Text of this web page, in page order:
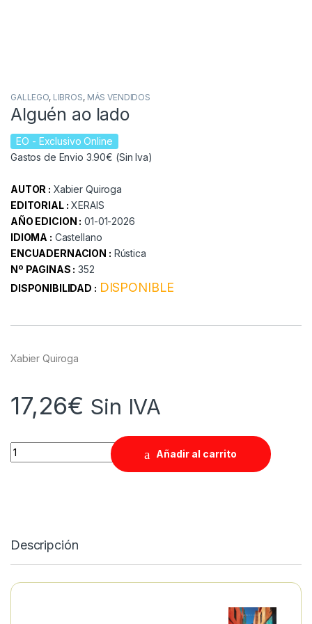
GALLEGO, LIBROS, MÁS VENDIDOS
Alguén ao lado
EO - Exclusivo Online
Gastos de Envio 3.90€ (Sin Iva)
AUTOR : Xabier Quiroga
EDITORIAL : XERAIS
AÑO EDICION : 01-01-2026
IDIOMA : Castellano
ENCUADERNACION : Rústica
Nº PAGINAS : 352
DISPONIBILIDAD : DISPONIBLE
Xabier Quiroga
17,26€ Sin IVA
Quantity
Añadir al carrito
Descripción